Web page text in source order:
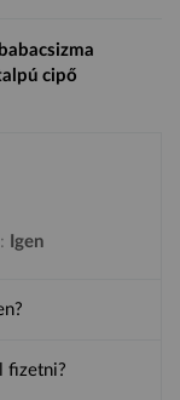
cipő
Igen
fizetni?